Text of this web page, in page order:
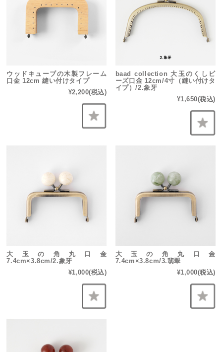
ウッドキューブの木製フレーム
口金 12cm 縫い付けタイプ
¥2,200(税込)
baad collection 大玉のくしビ
ーズ口金 12cm/4寸（縫い付けタ
イプ）/2.象牙
¥1,650(税込)
大玉の角丸口金
7.4cm×3.8cm/2.象牙
¥1,000(税込)
大玉の角丸口金
7.4cm×3.8cm/3.翡翠
¥1,000(税込)